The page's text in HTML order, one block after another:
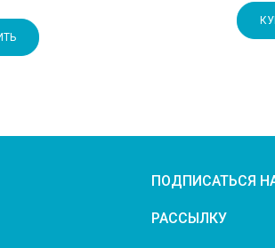
ПОДПИСАТЬСЯ
РАССЫЛКУ